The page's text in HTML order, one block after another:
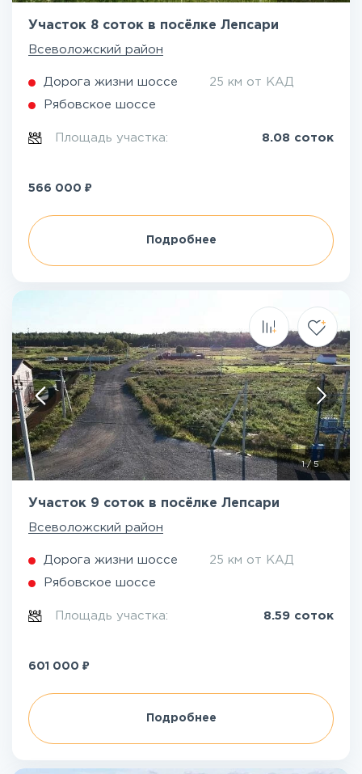
Участок 8 соток в посёлке Лепсари
Всеволожский район
Дорога жизни шоссе 25 км от КАД
Рябовское шоссе
Площадь участка: 8.08 соток
566 000 ₽
Подробнее
1/ 5
Участок 9 соток в посёлке Лепсари
Всеволожский район
Дорога жизни шоссе 25 км от КАД
Рябовское шоссе
Площадь участка: 8.59 соток
601 000 ₽
Подробнее